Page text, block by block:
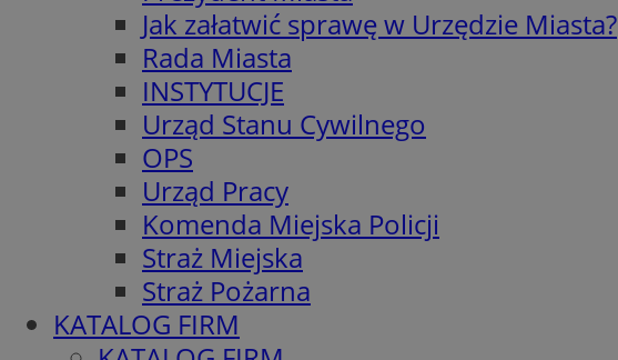
Jak załatwić sprawę w Urzędzie Miasta?
Rada Miasta
INSTYTUCJE
Urząd Stanu Cywilnego
OPS
Urząd Pracy
Komenda Miejska Policji
Straż Miejska
Straż Pożarna
KATALOG FIRM